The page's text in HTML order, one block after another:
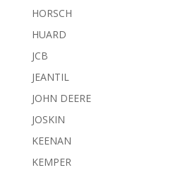
HORSCH
HUARD
JCB
JEANTIL
JOHN DEERE
JOSKIN
KEENAN
KEMPER